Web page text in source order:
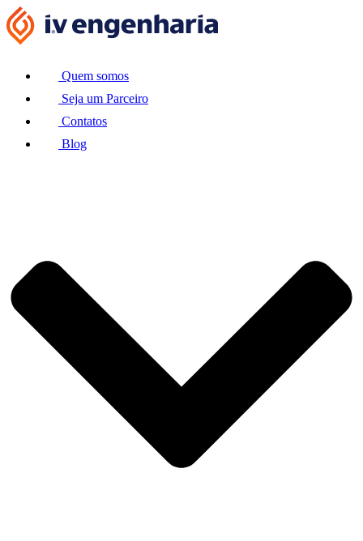
Ir
para
Quem somos
Seja um Parceiro
Contatos
Blog